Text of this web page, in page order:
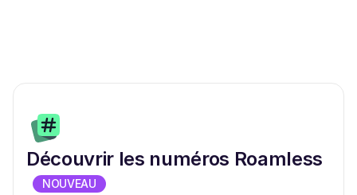
Découvrir les numéros Roamless
NOUVEAU